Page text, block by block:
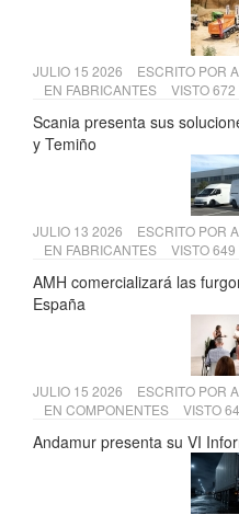
JULIO 15 2026 ESCRITO POR
EN FABRICANTES VISTO
Scania presenta sus
y Temiño
JULIO 13 2026 ESCRITO POR
EN FABRICANTES VISTO
AMH comercializará las
España
JULIO 15 2026 ESCRITO POR
EN COMPONENTES VISTO
Andamur presenta su VI